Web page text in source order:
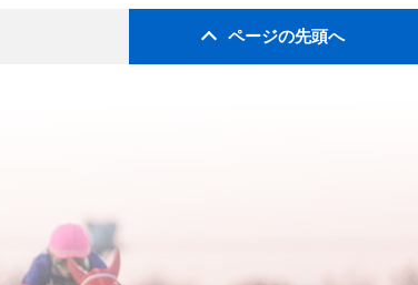
ページの先頭へ